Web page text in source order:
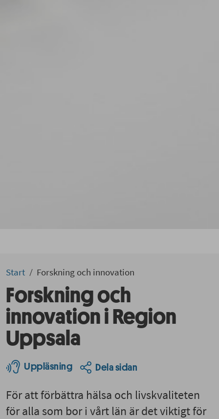
Start Forskning och innovation
Forskning och
innovation i Region
Uppsala
Uppläsning Dela sidan
För att förbättra hälsa och livskvaliteten
för alla som bor i vårt län är det viktigt för